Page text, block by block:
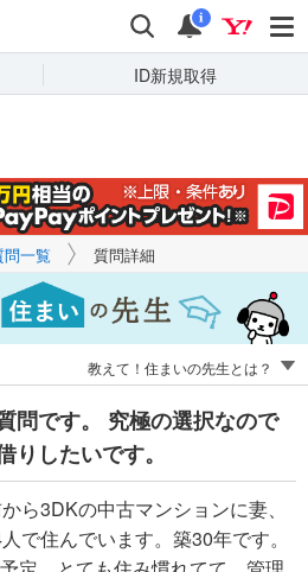
検索 通知
i
ID新規取得
キーワードで
質問を探す
問一覧 質問詳細
教えて！住まいの先生とは？
問です。 究極の選択なので
りしたいです。
ら3DKの中古マンションに妻、
で住んでいます。築30年です。